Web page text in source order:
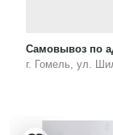
Самовывоз по
г. Гомель, ул.